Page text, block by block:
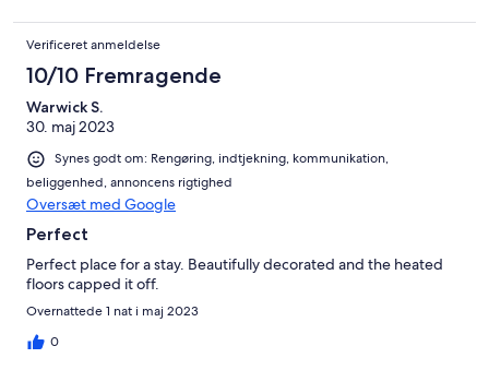
Verificeret anmeldelse
10/10 Fremragende
Warwick S.
30. maj 2023
Synes godt om: Rengøring, indtjekning, kommunikation,
beliggenhed, annoncens rigtighed
Oversæt med Google
Perfect
Perfect place for a stay. Beautifully decorated and the heated
floors capped it off.
Overnattede 1 nat i maj 2023
0